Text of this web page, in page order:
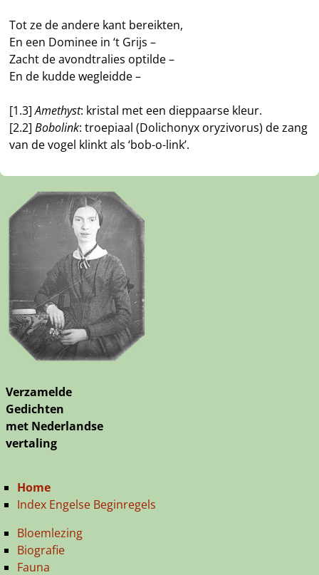
Tot ze de andere kant bereikten,
En een Dominee in ‘t Grijs –
Zacht de avondtralies optilde –
En de kudde wegleidde –
[1.3]Amethyst: kristal met een dieppaarse kleur.
[2.2]Bobolink: troepiaal (Dolichonyx oryzivorus) de zang
van de vogel klinkt als ‘bob-o-link’.
Verzamelde
Gedichten
met Nederlandse
vertaling
Home
Index Engelse Beginregels
Bloemlezing
Biografie
Fauna